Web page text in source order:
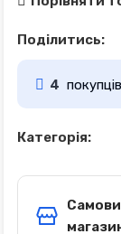
Поділитись:
4
Категорія: